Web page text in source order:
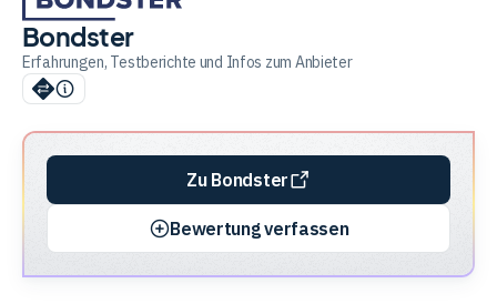
Aktien
Krypto
Banking
Bondster
Erfahrungen, Testberichte und Infos zum Anbieter
Zu Bondster
Bewertung verfassen